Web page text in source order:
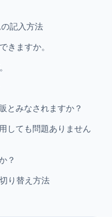
記入方法
きますか。
とみなされますか？
しても問題ありません
？
り替え方法